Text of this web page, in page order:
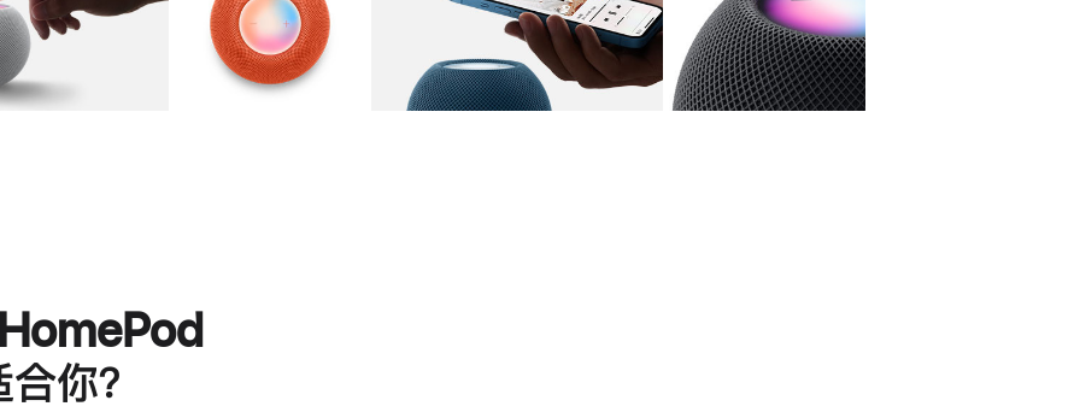
图库 图像 图库 图像 图库 图像 4 图库 图像 5
你？